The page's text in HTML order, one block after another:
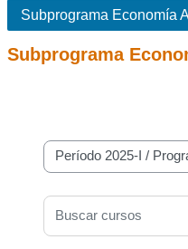
Subprograma Economía
Subprograma
Categorías
Buscar cursos